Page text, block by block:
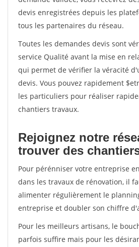
devis enregistrées depuis les
tous les partenaires du réseau.
Toutes les demandes devis sont
service Qualité avant la mise en
qui permet de vérifier la véracité
devis. Vous pouvez rapidement
les particuliers pour réaliser
chantiers travaux.
Rejoignez notre
trouver des
Pour pérénniser votre entreprise
dans les travaux de rénovation, il
alimenter régulièrement le
entreprise et doubler son chiffre
Pour les meilleurs artisans, le
parfois suffire mais pour les